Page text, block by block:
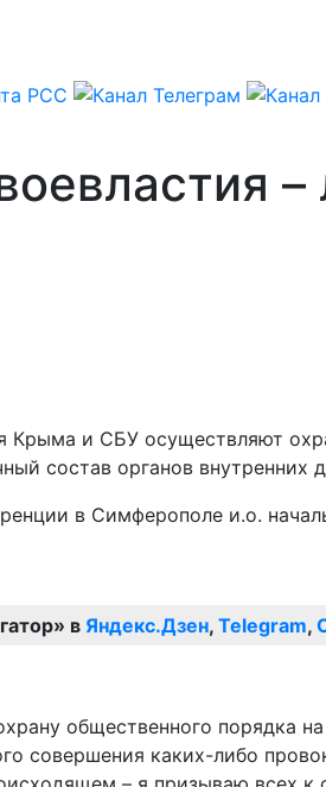
–
и СБУ осуществляют
состав органов внутренних
в Симферополе и.о.
в Яндекс.Дзен, Telegram,
общественного порядка
совершения каких-либо